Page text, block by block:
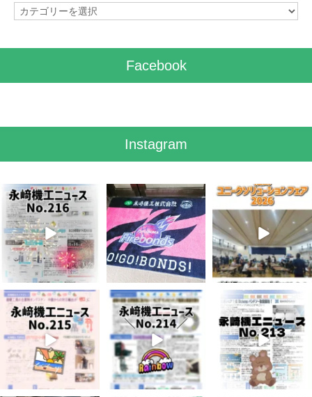
カ
Facebook
Instagram
8月 7
4 0
7月 28
8 0
7月 27
7
7月 3
6 0
6月 3
9 0
5月 13
6 0